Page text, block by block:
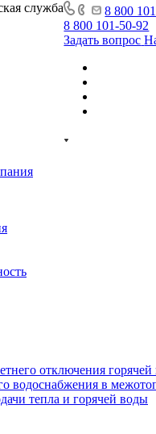
служба
8 800
8 800 101-50-92
Задать вопрос
отключения
водоснабжения в
тепла и горячей воды